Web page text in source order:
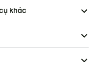
khác